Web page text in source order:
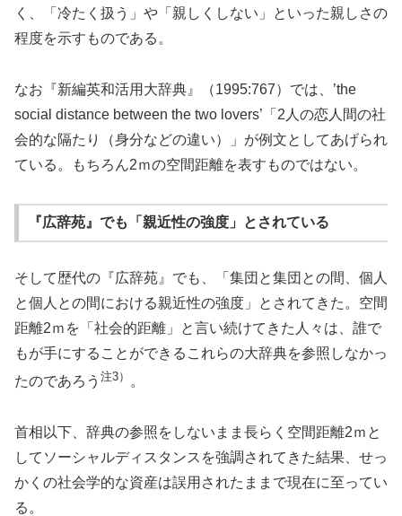
く、「冷たく扱う」や「親しくしない」といった親しさの
程度を示すものである。
なお『新編英和活用大辞典』（1995:767）では、’the
social distance between the two lovers’「2人の恋人間の社
会的な隔たり（身分などの違い）」が例文としてあげられ
ている。もちろん2ｍの空間距離を表すものではない。
『広辞苑』でも「親近性の強度」とされている
そして歴代の『広辞苑』でも、「集団と集団との間、個人
と個人との間における親近性の強度」とされてきた。空間
距離2ｍを「社会的距離」と言い続けてきた人々は、誰で
もが手にすることができるこれらの大辞典を参照しなかっ
たのであろう 注3） 。
首相以下、辞典の参照をしないまま長らく空間距離2ｍと
してソーシャルディスタンスを強調されてきた結果、せっ
かくの社会学的な資産は誤用されたままで現在に至ってい
る。